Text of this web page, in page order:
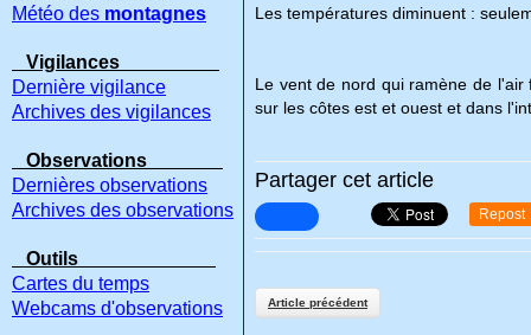
Les températures diminuent :
Le vent de nord qui ramène de
sur les côtes est et ouest et dans
Partager cet article
Repost
Article précédent
Météo des montagnes
Vigilances
Dernière vigilance
Archives des vigilances
Observations
Dernières observations
Archives des observations
Outils
Cartes du temps
Webcams d'observations